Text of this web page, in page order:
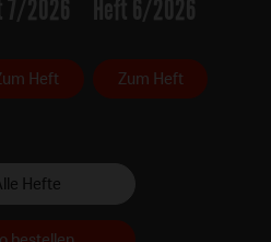
7/2026
Heft
Heft 6/2026
Zum Heft
Hefte